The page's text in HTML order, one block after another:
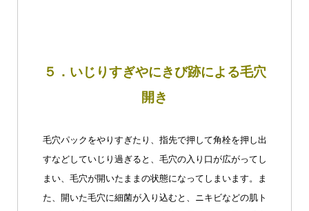
５．いじりすぎやにきび跡による毛穴
開き
毛穴パックをやりすぎたり、指先で押して角栓を押し出
すなどしていじり過ぎると、毛穴の入り口が広がってし
まい、毛穴が開いたままの状態になってしまいます。ま
た、開いた毛穴に細菌が入り込むと、ニキビなどの肌ト